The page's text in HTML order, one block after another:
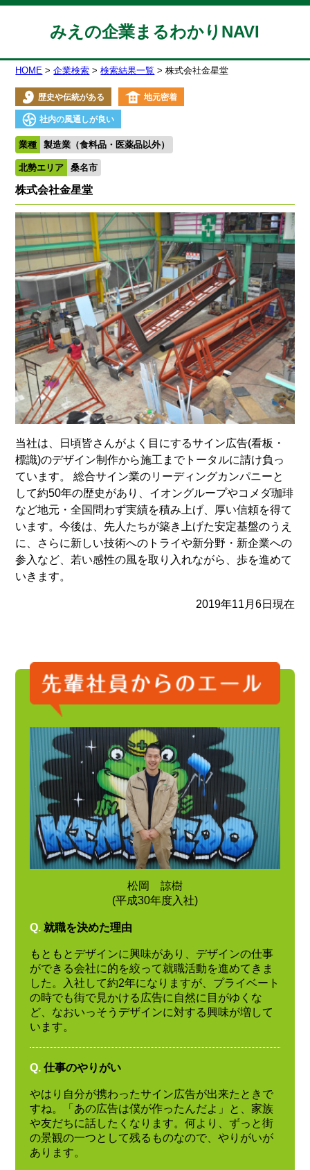
みえの企業まるわかりNAVI
HOME 企業検索 検索結果一覧 株式会社金星堂
歴史や伝統がある 地元密着
社内の風通しが良い
業種 製造業（食料品・医薬品以外）
北勢エリア 桑名市
株式会社金星堂
当社は、日頃皆さんがよく目にするサイン広告(看板・
標識)のデザイン制作から施工までトータルに請け負っ
ています。 総合サイン業のリーディングカンパニーと
して約50年の歴史があり、イオングループやコメダ珈琲
など地元・全国問わず実績を積み上げ、厚い信頼を得て
います。今後は、先人たちが築き上げた安定基盤のうえ
に、さらに新しい技術へのトライや新分野・新企業への
参入など、若い感性の風を取り入れながら、歩を進めて
いきます。
2019年11月6日現在
松岡 諒樹
(平成30年度入社)
Q. 就職を決めた理由
もともとデザインに興味があり、デザインの仕事
ができる会社に的を絞って就職活動を進めてきま
した。入社して約2年になりますが、プライベート
の時でも街で見かける広告に自然に目がゆくな
ど、なおいっそうデザインに対する興味が増して
います。
Q. 仕事のやりがい
やはり自分が携わったサイン広告が出来たときで
すね。「あの広告は僕が作ったんだよ」と、家族
や友だちに話したくなります。何より、ずっと街
の景観の一つとして残るものなので、やりがいが
あります。